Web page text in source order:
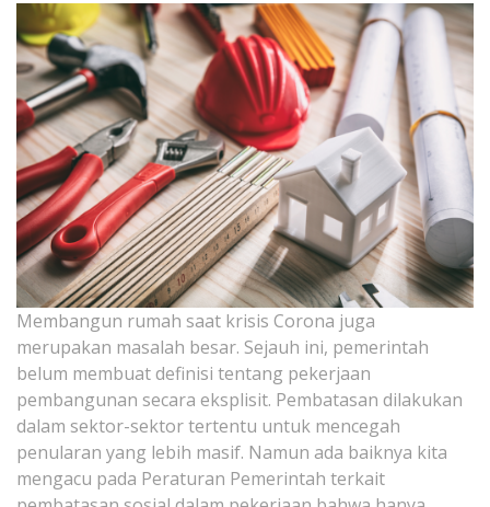
Membangun rumah saat krisis Corona juga
merupakan masalah besar. Sejauh ini, pemerintah
belum membuat definisi tentang pekerjaan
pembangunan secara eksplisit. Pembatasan dilakukan
dalam sektor-sektor tertentu untuk mencegah
penularan yang lebih masif. Namun ada baiknya kita
mengacu pada Peraturan Pemerintah terkait